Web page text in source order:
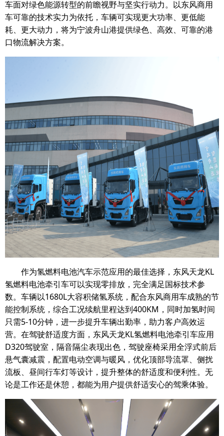
车面对绿色能源转型的前瞻视野与坚实行动力。以东风商用
车可靠的技术实力为依托，车辆可实现更大功率、更低能
耗、更大动力，将为宁波舟山港提供绿色、高效、可靠的港
口物流解决方案。
作为氢燃料电池汽车示范应用的最佳选择，东风天龙KL
氢燃料电池牵引车可以实现零排放，完全满足国标技术参
数。车辆以1680L大容积储氢系统，配合东风商用车成熟的节
能控制系统，综合工况续航里程达到400KM，同时加氢时间
只需5-10分钟，进一步提升车辆出勤率，助力客户高效运
营。在驾驶舒适度方面，东风天龙KL氢燃料电池牵引车应用
D320驾驶室，隔音隔尘表现出色，驾驶座椅采用全浮式前后
悬气囊减震，配置电动空调与暖风，优化顶部导流罩、侧扰
流板、昼间行车灯等设计，提升整体的舒适度和便利性。无
论是工作还是休憩，都能为用户提供舒适安心的驾乘体验。